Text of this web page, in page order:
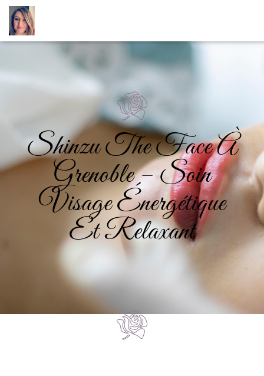
Shinzu The Face À
Grenoble – Soin
Visage Énergétique
Et Relaxant